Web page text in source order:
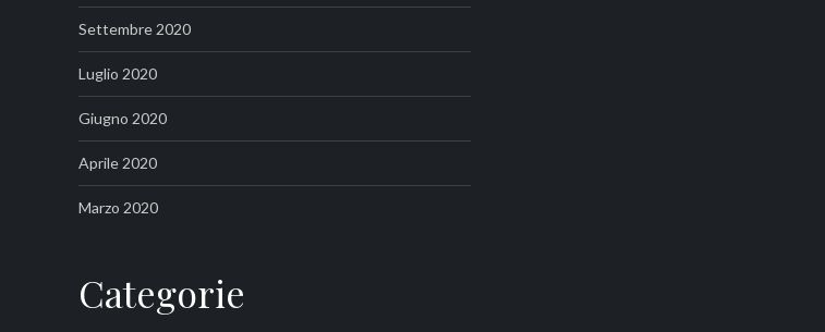
Settembre 2020
Luglio 2020
Giugno 2020
Aprile 2020
Marzo 2020
Categorie